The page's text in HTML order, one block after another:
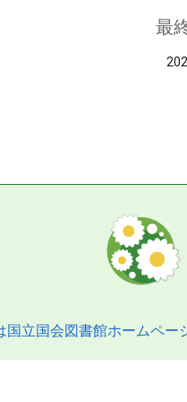
最
国立国会図書館ホームペー